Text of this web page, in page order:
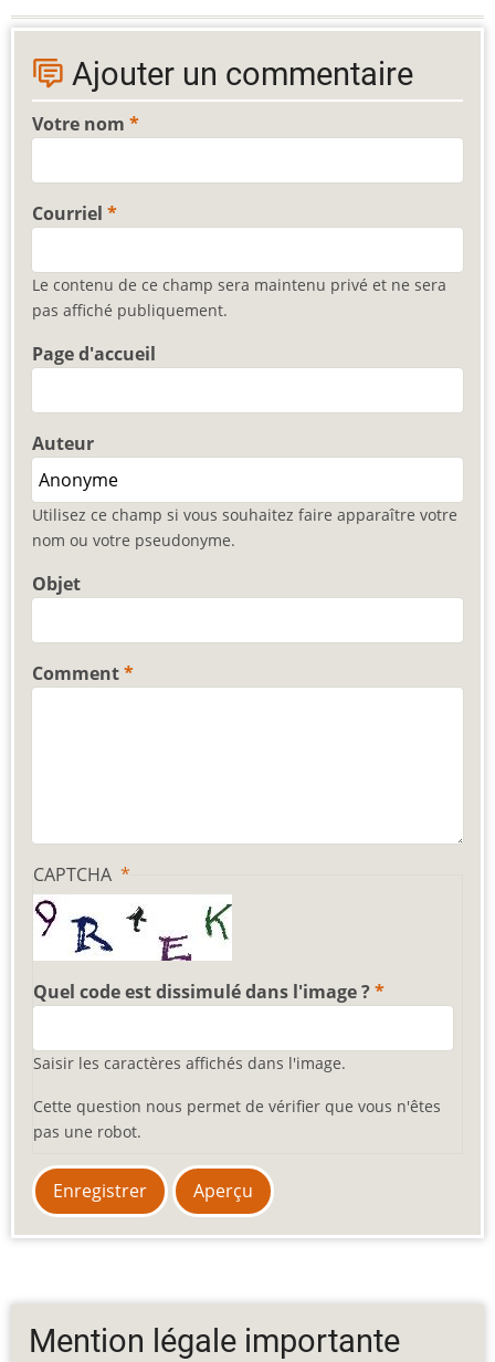
Ajouter un commentaire
Votre nom
Courriel
Le contenu de ce champ sera maintenu privé et ne sera
pas affiché publiquement.
Page d'accueil
Auteur
Utilisez ce champ si vous souhaitez faire apparaître votre
nom ou votre pseudonyme.
Objet
Comment
CAPTCHA
Quel code est dissimulé dans l'image ?
Saisir les caractères affichés dans l'image.
Cette question nous permet de vérifier que vous n'êtes
pas une robot.
Mention légale importante